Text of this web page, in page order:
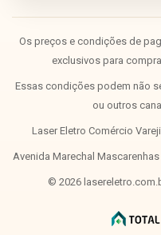
Os preços e condições de
exclusivos para
Essas condições podem não
ou outros
Laser Eletro Comércio
Avenida Marechal
© 2026